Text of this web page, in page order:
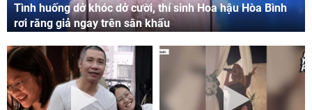
Tình huống dở khóc dở cười, thí sinh Hoa hậu Hòa Bình
rơi răng giả ngay trên sân khấu